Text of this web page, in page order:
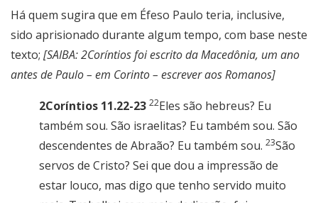
Há quem sugira que em Éfeso Paulo teria, inclusive,
sido aprisionado durante algum tempo, com base neste
texto; [SAIBA: 2Coríntios foi escrito da Macedônia, um ano
antes de Paulo – em Corinto – escrever aos Romanos]
2Coríntios 11.22-23 22Eles são hebreus? Eu
também sou. São israelitas? Eu também sou. São
descendentes de Abraão? Eu também sou. 23São
servos de Cristo? Sei que dou a impressão de
estar louco, mas digo que tenho servido muito